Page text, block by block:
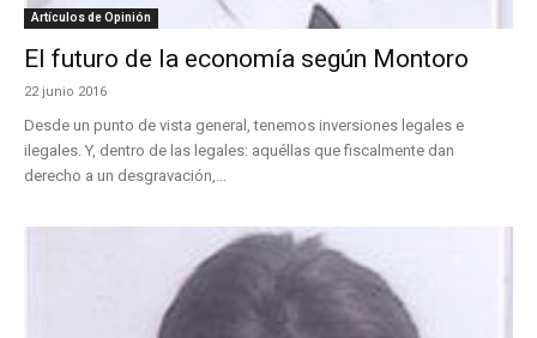
Artículos de Opinión
El futuro de la economía según Montoro
22 junio 2016
Desde un punto de vista general, tenemos inversiones legales e
ilegales. Y, dentro de las legales: aquéllas que fiscalmente dan
derecho a un desgravación,...